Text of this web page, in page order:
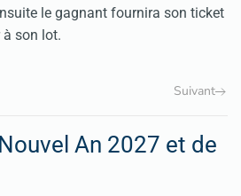
le gagnant fournira son ticket
à son lot.
Suivant
An 2027 et de